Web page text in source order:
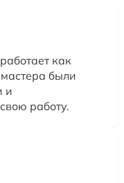
как
были
и
работу.